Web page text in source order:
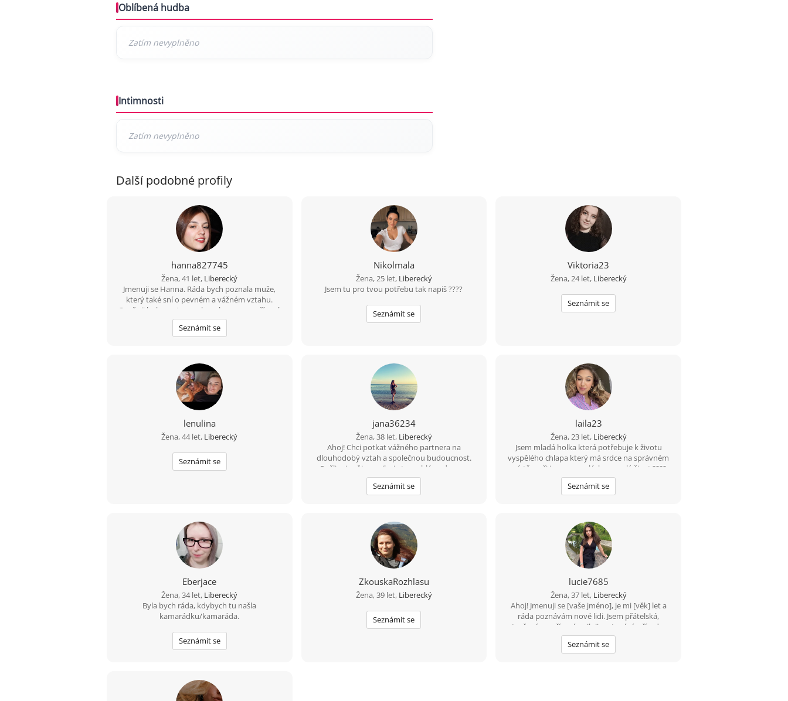
Oblíbená hudba
Intimnosti
Další podobné profily
hanna827745
Žena, 41 let, Liberecký
Jmenuji se Hanna. Ráda bych poznala muže,
který také sní o pevném a vážném vztahu.
Oceňuji laskavost, smysl pro humor a upřímné
rozhovory. Pokud hledáš opravdový vztah bez
her, pošli mi svou e-mailovou adresu a určitě ti
Seznámit se
Nikolmala
Žena, 25 let, Liberecký
Jsem tu pro tvou potřebu tak napiš ????
Seznámit se
Viktoria23
Žena, 24 let, Liberecký
Seznámit se
lenulina
Žena, 44 let, Liberecký
Seznámit se
jana36234
Žena, 38 let, Liberecký
Ahoj! Chci potkat vážného partnera na
dlouhodobý vztah a společnou budoucnost.
Pošli mi svůj е-mаil – je to rychlé a zdarma.
Těším se na tvou odpověď!
Seznámit se
laila23
Žena, 23 let, Liberecký
Jsem mladá holka která potřebuje k životu
vyspělého chlapa který má srdce na správném
místě a oči jen pro me láska na celý život ????
Seznámit se
Eberjace
Žena, 34 let, Liberecký
Byla bych ráda, kdybych tu našla
kamarádku/kamaráda.
Seznámit se
ZkouskaRozhlasu
Žena, 39 let, Liberecký
Seznámit se
lucie7685
Žena, 37 let, Liberecký
Ahoj! Jmenuji se [vaše jméno], je mi [věk] let a
ráda poznávám nové lidi. Jsem přátelská,
otevřená a upřímná, miluji cestování, přírodu a
dobré jídlo. Ve volném čase ráda čtu,
poslouchám hudbu nebo si zajdu na procházku.
Seznámit se